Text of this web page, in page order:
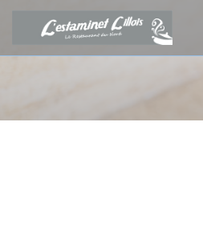
クッキー利用の管理について